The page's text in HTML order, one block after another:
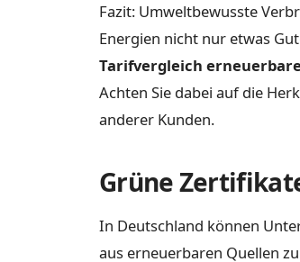
Fazit: Umweltbewusste
Energien nicht nur etwas
Tarifvergleich
Achten Sie dabei auf die
anderer Kunden.
Grüne
In Deutschland können
aus erneuerbaren Quellen